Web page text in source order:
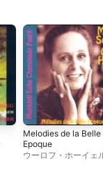
Melodies de la Belle
Epoque
ウーロフ・ホーイェ